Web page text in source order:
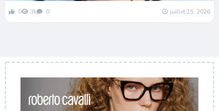
0 3k 0 juillet 15, 2026